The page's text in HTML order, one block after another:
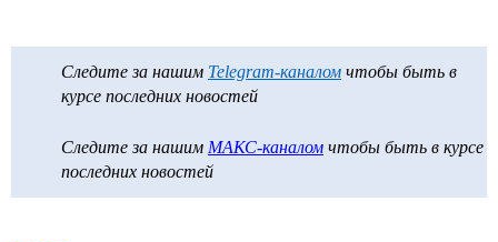
Следите за нашим Telegram-каналом чтобы быть в
курсе последних новостей
Следите за нашим МАКС-каналом чтобы быть в курсе
последних новостей